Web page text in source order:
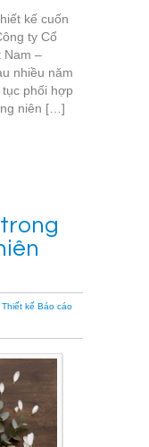
kế cuốn
ty Cổ
Nam –
nhiều năm
phối hợp
niên […]
trong
Thiết kế Báo cáo